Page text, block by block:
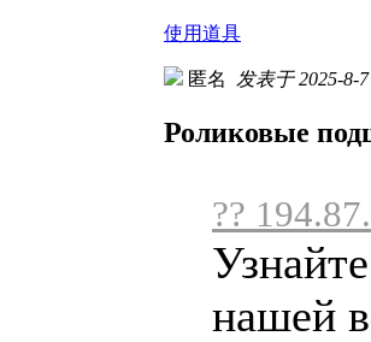
使用道具
匿名 发表于 2025-8-
Роликовые
??
нашей